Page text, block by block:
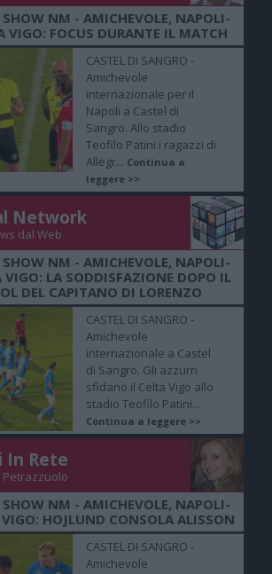
NM - AMICHEVOLE, NAPOLI-
VIGO: FOCUS DURANTE IL MATCH
CASTEL DI SANGRO -
Amichevole
internazionale per il
Napoli a Castel di
Sangro. Allo stadio
Teofilo Patini i ragazzi di
Allegr... Continua a
leggere >>
Network
dal Web
NM - AMICHEVOLE, NAPOLI-
VIGO: LA SODDISFAZIONE DOPO IL
DEL CAPITANO DI LORENZO
CASTEL DI SANGRO -
Amichevole
internazionale a Castel
di Sangro. Gli azzurri
sfidano il Celta Vigo allo
stadio Teofilo Patini...
Continua a leggere >>
Rete
Petrazzuolo
NM - AMICHEVOLE, NAPOLI-
HOJLUND CONSOLA ALISSON
CASTEL DI SANGRO -
Amichevole